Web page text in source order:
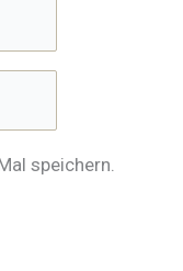
speichern.